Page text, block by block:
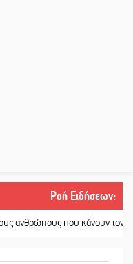
Ροή Ειδήσεων:
που κάνουν τον κόσμο